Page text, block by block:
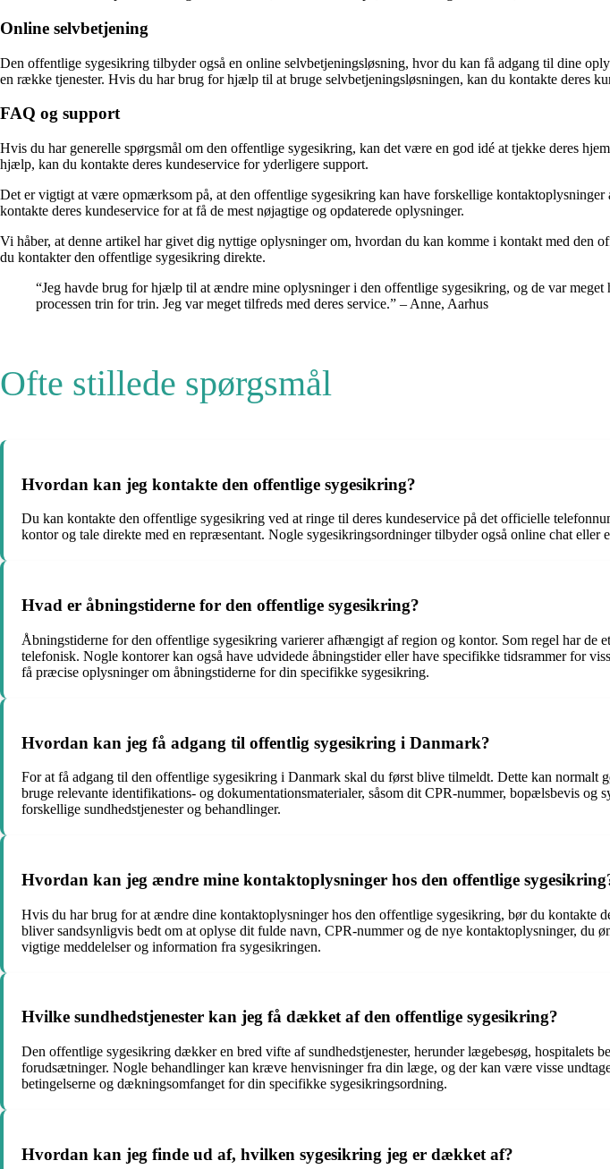
Online selvbetjening
Den offentlige sygesikring tilbyder også en online selvbetjeningsløsning, hvor du kan få adgang til dine
en række tjenester. Hvis du har brug for hjælp til at bruge selvbetjeningsløsningen, kan du kontakte deres
FAQ og support
Hvis du har generelle spørgsmål om den offentlige sygesikring, kan det være en god idé at tjekke deres
hjælp, kan du kontakte deres kundeservice for yderligere support.
Det er vigtigt at være opmærksom på, at den offentlige sygesikring kan have forskellige
kontakte deres kundeservice for at få de mest nøjagtige og opdaterede oplysninger.
Vi håber, at denne artikel har givet dig nyttige oplysninger om, hvordan du kan komme i kontakt med
du kontakter den offentlige sygesikring direkte.
“Jeg havde brug for hjælp til at ændre mine oplysninger i den offentlige sygesikring, og de var
processen trin for trin. Jeg var meget tilfreds med deres service.” – Anne, Aarhus
Ofte stillede spørgsmål
Hvordan kan jeg kontakte den offentlige sygesikring?
Du kan kontakte den offentlige sygesikring ved at ringe til deres kundeservice på det officielle
kontor og tale direkte med en repræsentant. Nogle sygesikringsordninger tilbyder også online chat eller
Hvad er åbningstiderne for den offentlige sygesikring?
Åbningstiderne for den offentlige sygesikring varierer afhængigt af region og kontor. Som regel har de
telefonisk. Nogle kontorer kan også have udvidede åbningstider eller have specifikke tidsrammer for
få præcise oplysninger om åbningstiderne for din specifikke sygesikring.
Hvordan kan jeg få adgang til offentlig sygesikring i Danmark?
For at få adgang til den offentlige sygesikring i Danmark skal du først blive tilmeldt. Dette kan normalt
bruge relevante identifikations- og dokumentationsmaterialer, såsom dit CPR-nummer, bopælsbevis
forskellige sundhedstjenester og behandlinger.
Hvordan kan jeg ændre mine kontaktoplysninger hos den offentlige
Hvis du har brug for at ændre dine kontaktoplysninger hos den offentlige sygesikring, bør du kontakte
bliver sandsynligvis bedt om at oplyse dit fulde navn, CPR-nummer og de nye kontaktoplysninger, du
vigtige meddelelser og information fra sygesikringen.
Hvilke sundhedstjenester kan jeg få dækket af den offentlige sygesikring?
Den offentlige sygesikring dækker en bred vifte af sundhedstjenester, herunder lægebesøg,
forudsætninger. Nogle behandlinger kan kræve henvisninger fra din læge, og der kan være visse
betingelserne og dækningsomfanget for din specifikke sygesikringsordning.
Hvordan kan jeg finde ud af, hvilken sygesikring jeg er dækket af?